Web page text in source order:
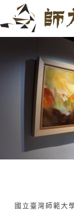
跳到主要內容
網頁導覽
國立臺灣師範大